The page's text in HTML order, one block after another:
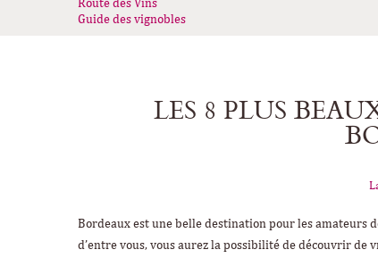
Route des Vins
Guide des vignobles
LES 8 PLUS
Bordeaux est une belle destination pour les amateurs
d’entre vous, vous aurez la possibilité de découvrir de